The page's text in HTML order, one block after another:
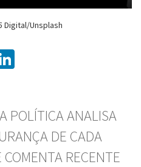
Digital/Unsplash
POLÍTICA ANALISA
DE CADA
RECENTE